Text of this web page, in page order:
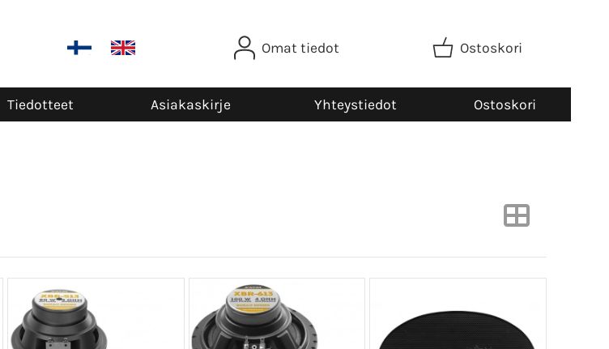
Omat tiedot Ostoskori
Tiedotteet Asiakaskirje Yhteystiedot Ostoskori